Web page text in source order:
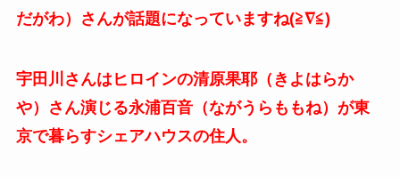
だがわ）さんが話題になっていますね(≧∇≦)
宇田川さんはヒロインの清原果耶（きよはらか
や）さん演じる永浦百音（ながうらももね）が東
京で暮らすシェアハウスの住人。